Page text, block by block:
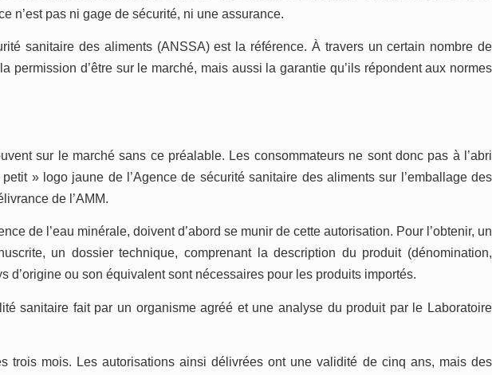
n’est pas ni gage de sécurité, ni une assurance.
sanitaire des aliments (ANSSA)est la référence. À travers un certain nombre de
permission d’être sur le marché, mais aussi la garantie qu’ils répondent aux normes
sur le marché sans ce préalable. Les consommateurs ne sont donc pas à l’abri
» logo jaune de l’Agence de sécurité sanitaire des aliments sur l’emballage des
de l’AMM.
de l’eau minérale, doivent d’abord se munir de cette autorisation. Pour l’obtenir, un
un dossier technique, comprenant la description du produit (dénomination,
d’origine ou son équivalent sont nécessaires pour les produits importés.
sanitaire fait par un organisme agréé et une analyse du produit par le Laboratoire
trois mois. Les autorisations ainsi délivrées ont une validité de cinq ans, mais des